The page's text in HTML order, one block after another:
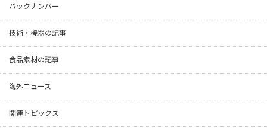
バックナンバー
技術・機器の記事
食品素材の記事
海外ニュース
関連トピックス